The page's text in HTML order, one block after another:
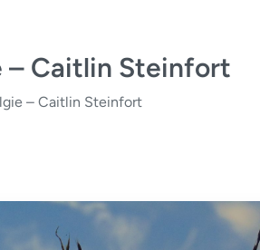
– Caitlin Steinfort
– Caitlin Steinfort